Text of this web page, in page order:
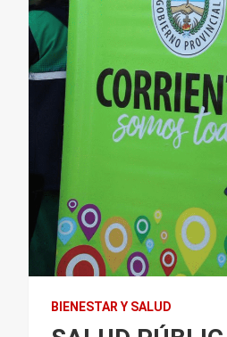
BIENESTAR Y SALUD